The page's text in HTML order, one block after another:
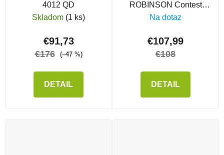
4012 QD
Skladom (1 ks)
€91,73
€176 (–47 %)
DETAIL
ROBINSON Contest
Match FD 3510
Na dotaz
€107,99
€108
DETAIL